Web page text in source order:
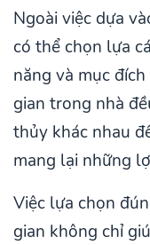
Ngoài việc dựa
có thể chọn lựa
năng và mục
gian trong nhà
thủy khác nhau
mang lại những
Việc lựa chọn
gian không chỉ